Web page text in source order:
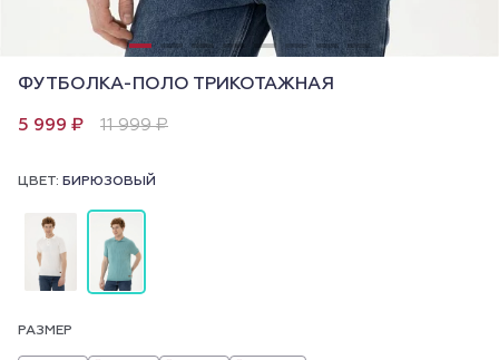
ФУТБОЛКА-ПОЛО ТРИКОТАЖНАЯ
5 999 ₽ 11 999 ₽
ЦВЕТ: БИРЮЗОВЫЙ
РАЗМЕР